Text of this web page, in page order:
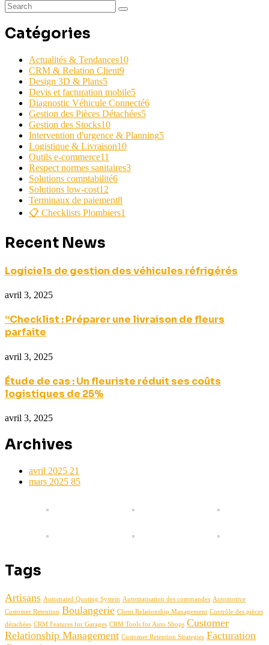
Catégories
Actualités & Tendances10
CRM & Relation Client9
Design 3D & Plans5
Devis et facturation mobile5
Diagnostic Véhicule Connecté6
Gestion des Pièces Détachées5
Gestion des Stocks10
Intervention d'urgence & Planning5
Logistique & Livraison10
Outils e-commerce11
Respect normes sanitaires3
Solutions comptabilité6
Solutions low-cost12
Terminaux de paiement8
📋 Checklists Plombiers1
Recent News
Logiciels de gestion des véhicules réfrigérés
avril 3, 2025
“Checklist : Préparer une livraison de fleurs
parfaite
avril 3, 2025
Étude de cas : Un fleuriste réduit ses coûts
logistiques de 25%
avril 3, 2025
Archives
avril 2025 21
mars 2025 85
Tags
Artisans Automated Quoting System Automatisation des commandes Automotive
Customer Retention Boulangerie Client Relationship Management Contrôle des pièces
détachées CRM Features for Garages CRM Tools for Auto Shops Customer
Relationship Management Customer Retention Strategies Facturation